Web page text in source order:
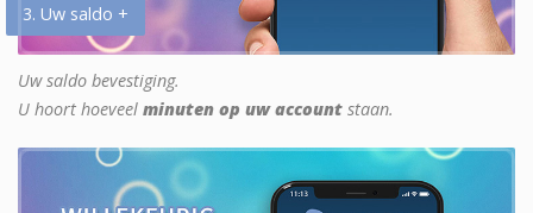
3. Uw saldo +
Uw saldo bevestiging.
U hoort hoeveel minuten op uw account staan.